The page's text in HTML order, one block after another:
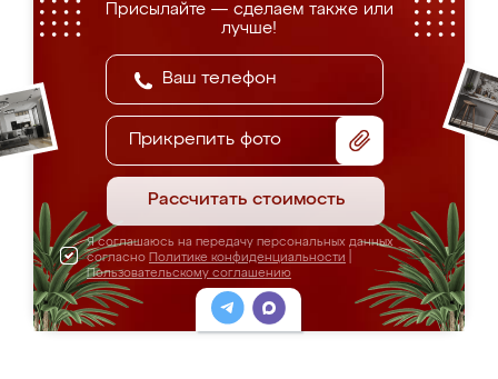
Присылайте — сделаем также или
лучше!
Прикрепить фото
Рассчитать стоимость
Я соглашаюсь на передачу персональных данных
согласно Политике конфиденциальности
Пользовательскому соглашению